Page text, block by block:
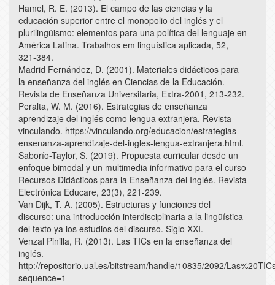
Hamel, R. E. (2013). El campo de las ciencias y la
educación superior entre el monopolio del inglés y el
plurilingüismo: elementos para una política del lenguaje en
América Latina. Trabalhos em linguística aplicada, 52,
321-384.
Madrid Fernández, D. (2001). Materiales didácticos para
la enseñanza del inglés en Ciencias de la Educación.
Revista de Enseñanza Universitaria, Extra-2001, 213-232.
Peralta, W. M. (2016). Estrategias de enseñanza
aprendizaje del inglés como lengua extranjera. Revista
vinculando. https://vinculando.org/educacion/estrategias-
ensenanza-aprendizaje-del-ingles-lengua-extranjera.html.
Saborío-Taylor, S. (2019). Propuesta curricular desde un
enfoque bimodal y un multimedia informativo para el curso
Recursos Didácticos para la Enseñanza del Inglés. Revista
Electrónica Educare, 23(3), 221-239.
Van Dijk, T. A. (2005). Estructuras y funciones del
discurso: una introducción interdisciplinaria a la lingüística
del texto ya los estudios del discurso. Siglo XXI.
Venzal Pinilla, R. (2013). Las TICs en la enseñanza del
inglés.
http://repositorio.ual.es/bitstream/handle/10835/2092/
sequence=1